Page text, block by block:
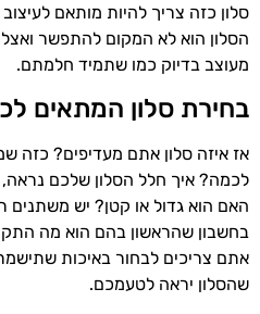
סלון כזה צריך להיות מותאם
הסלון הוא לא המקום להתפשר
מעוצב בדיוק כמו שתמיד חלמתם.
בחירת סלון המתאים
אז איזה סלון אתם מעדיפים? כזה
לכמה? איך חלל הסלון שלכם
האם הוא גדול או קטן? יש
בחשבון שהראשון בהם הוא מה
אתם צריכים לבחור באיכות
שהסלון יראה לטעמכם.